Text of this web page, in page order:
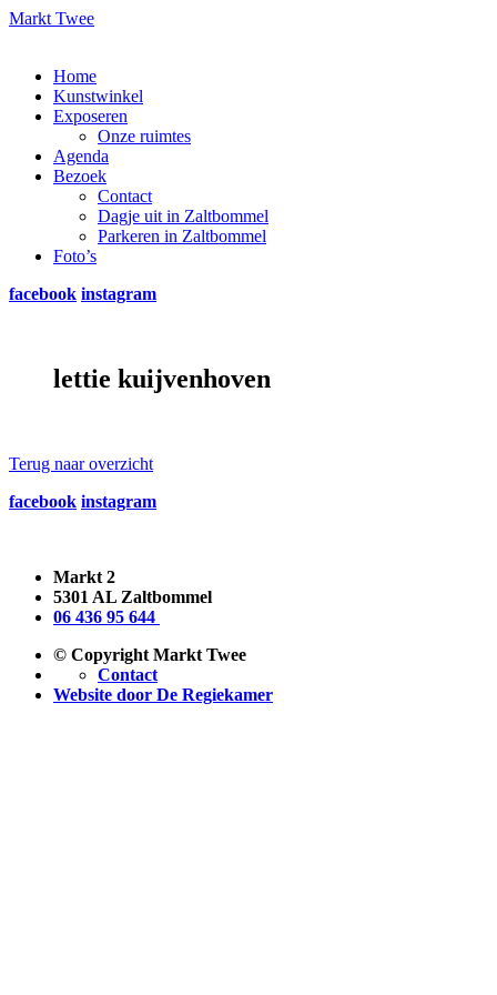
Markt Twee
Home
Kunstwinkel
Exposeren
Onze ruimtes
Agenda
Bezoek
Contact
Dagje uit in Zaltbommel
Parkeren in Zaltbommel
Foto’s
facebook instagram
lettie kuijvenhoven
Terug naar overzicht
facebook instagram
Markt 2
5301 AL Zaltbommel
06 436 95 644
© Copyright Markt Twee
Contact
Website door De Regiekamer